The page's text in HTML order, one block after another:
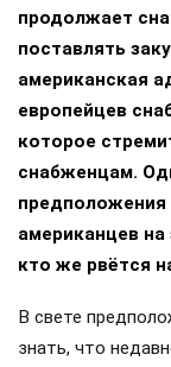
продолжает
поставлять
американская
европейцев
которое
снабженцам.
американцев
кто же рвётся
В свете
знать, что